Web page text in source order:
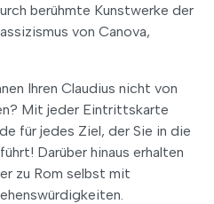
berühmte Kunstwerke der
von Canova,
Ihren Claudius nicht von
Mit jeder Eintrittskarte
für jedes Ziel, der Sie in die
Darüber hinaus erhalten
zu Rom selbst mit